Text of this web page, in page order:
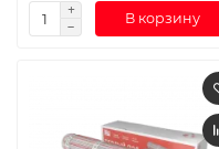
В корзину